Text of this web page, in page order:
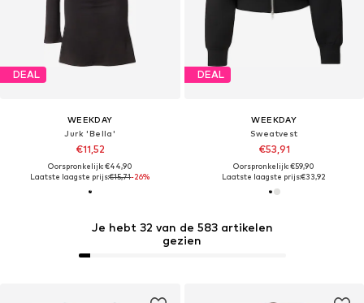
Je hebt 32 van de 583 artikelen
gezien
DEAL
WEEKDAY
Jurk 'Bella'
€11,52
Oorspronkelijk: €44,90
Laatste laagste prijs:€15,71-26%
DEAL
WEEKDAY
Sweatvest
€53,91
Oorspronkelijk: €59,90
Laatste laagste prijs:€33,92